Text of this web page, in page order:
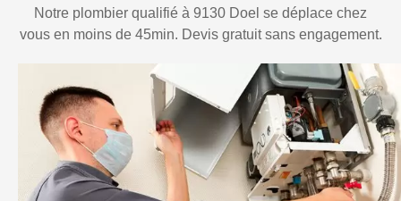
Notre plombier qualifié à 9130 Doel se déplace chez
vous en moins de 45min. Devis gratuit sans engagement.